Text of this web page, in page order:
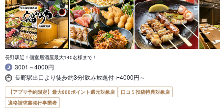
長野駅近！個室居酒屋最大140名様まで！
3001～4000円
長野駅出口より徒歩約3分!飲み放題付ｺｰ4000円～
【アプリ予約限定】最大800ポイント還元対象店
口コミ投稿特典対象店
適格請求書発行事業者